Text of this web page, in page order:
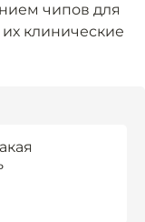
чипов для
клинические